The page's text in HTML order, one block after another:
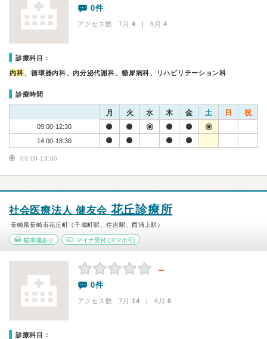
0件
アクセス数 7月:4 | 6月:4
診療科目：
内科、循環器内科、内分泌代謝科、糖尿病科、リハビリテーション科
診療時間
月 火 水 木 金 土 日 祝
09:00-12:30
14:00-18:30
09:00-13:00
社会医療法人 健友会 花丘診療所
長崎県長崎市花丘町（千歳町駅、住吉駅、西浦上駅）
駐車場あり マイナ受付(スマホ可)
－
0件
アクセス数 7月:14 | 6月:6
診療科目：